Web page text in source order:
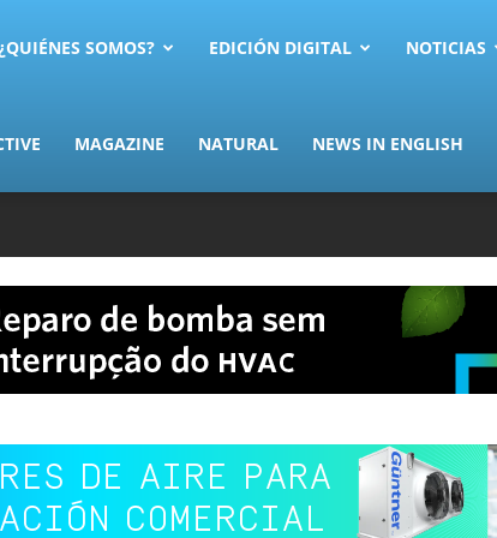
SOMOS? EDICIÓN DIGITAL NOTICIAS
MAGAZINE NATURAL NEWS IN ENGLISH